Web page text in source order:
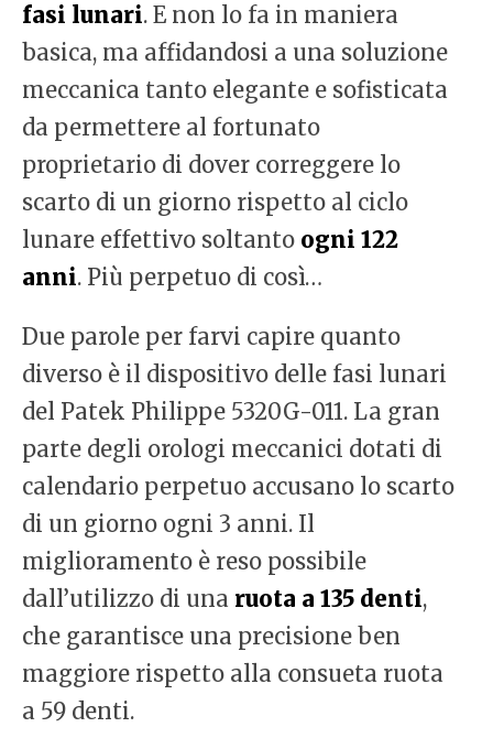
fasi lunari. E non lo fa in maniera
basica, ma affidandosi a una soluzione
meccanica tanto elegante e sofisticata
da permettere al fortunato
proprietario di dover correggere lo
scarto di un giorno rispetto al ciclo
lunare effettivo soltanto ogni 122
anni. Più perpetuo di così…
Due parole per farvi capire quanto
diverso è il dispositivo delle fasi lunari
del Patek Philippe 5320G-011. La gran
parte degli orologi meccanici dotati di
calendario perpetuo accusano lo scarto
di un giorno ogni 3 anni. Il
miglioramento è reso possibile
dall’utilizzo di una ruota a 135 denti,
che garantisce una precisione ben
maggiore rispetto alla consueta ruota
a 59 denti.